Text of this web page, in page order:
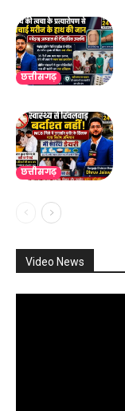
छत्तीसगढ़
छत्तीसगढ़
Video News